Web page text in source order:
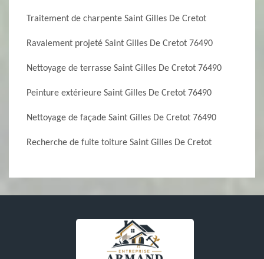
Traitement de charpente Saint Gilles De Cretot
Ravalement projeté Saint Gilles De Cretot 76490
Nettoyage de terrasse Saint Gilles De Cretot 76490
Peinture extérieure Saint Gilles De Cretot 76490
Nettoyage de façade Saint Gilles De Cretot 76490
Recherche de fuite toiture Saint Gilles De Cretot